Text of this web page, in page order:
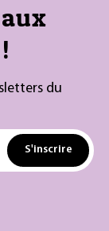
du
S'inscrire